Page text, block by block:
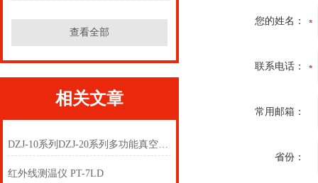
查看全部
相关文章
DZJ-10系列DZJ-20系列多功能真空滤油机
红外线测温仪 PT-7LD
您的姓名：
联系电话：
常用邮箱：
省份：